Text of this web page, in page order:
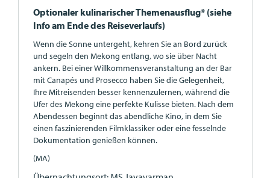
Optionaler kulinarischer Themenausflug* (siehe
Info am Ende des Reiseverlaufs)
Wenn die Sonne untergeht, kehren Sie an Bord zurück
und segeln den Mekong entlang, wo sie über Nacht
ankern. Bei einer Willkommensveranstaltung an der Bar
mit Canapés und Prosecco haben Sie die Gelegenheit,
Ihre Mitreisenden besser kennenzulernen, während die
Ufer des Mekong eine perfekte Kulisse bieten. Nach dem
Abendessen beginnt das abendliche Kino, in dem Sie
einen faszinierenden Filmklassiker oder eine fesselnde
Dokumentation genießen können.
(MA)